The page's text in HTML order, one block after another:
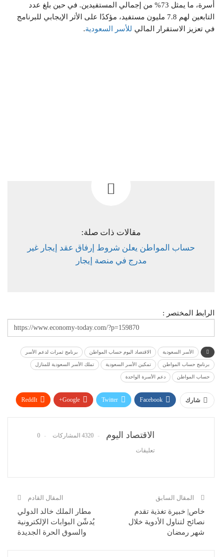
أسرة، ما يمثل 73% من إجمالي المستفيدين. في حين بلغ عدد
التابعين لهم 7.8 مليون مستفيد، مؤكدًا على الأثر الإيجابي للبرنامج
في تعزيز الاستقرار المالي للأسر السعودية.
مقالات ذات صلة:
حساب المواطن يعلن شروط إرفاق عقد إيجار غير
مدرج في منصة إيجار
الرابط المختصر :
الأسر السعودية الاقتصاد اليوم حساب المواطن برنامج ثمرات لدعم الأسر
برنامج حساب المواطن تمكين الأسر السعودية تملك الأسر السعودية للمنازل
حساب المواطن دعم الأسرة الواحدة
شارك Facebook
Twitter
Google+
ReddIt
الاقتصاد اليوم 4320 المشاركات 0
تعليقات
المقال السابق
خاص| خبيرة تغذية تقدم
نصائح لتناول الأدوية خلال
شهر رمضان
المقال القادم
مطار الملك خالد الدولي
يُدشّن البوابات الإلكترونية
والسوق الحرة الجديدة